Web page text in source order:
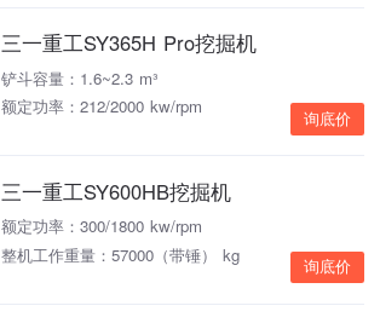
三一重工SY365H Pro挖掘机
铲斗容量：1.6~2.3 m³
额定功率：212/2000 kw/rpm
询底价
三一重工SY600HB挖掘机
额定功率：300/1800 kw/rpm
整机工作重量：57000（带锤） kg
询底价